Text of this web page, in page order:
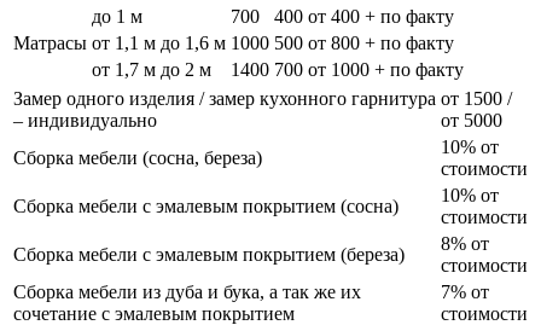
Матрасы
до 1 м 700 400 от 400 + по факту
от 1,1 м до 1,6 м 1000 500 от 800 + по факту
от 1,7 м до 2 м
1400 700 от 1000 + по факту
Замер одного изделия / замер кухонного гарнитура
– индивидуально
от 1500 /
от 5000
Сборка мебели (сосна, береза)
10% от
стоимости
Сборка мебели с эмалевым покрытием (сосна)
10% от
стоимости
Сборка мебели с эмалевым покрытием (береза)
8% от
стоимости
Сборка мебели из дуба и бука, а так же их
сочетание с эмалевым покрытием
7% от
стоимости